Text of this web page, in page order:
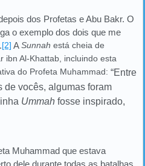
dos Profetas e Abu Bakr. O
o exemplo dos dois que me
[2] ASunnah está cheia de
ibn Al-Khattab, incluindo esta
do Profeta Muhammad: “Entre
de vocês, algumas foram
Ummah fosse inspirado,
Muhammad que estava
dele durante todas as batalhas